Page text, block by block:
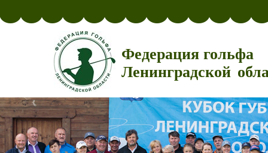
Федерация гольфа
Ленинградской